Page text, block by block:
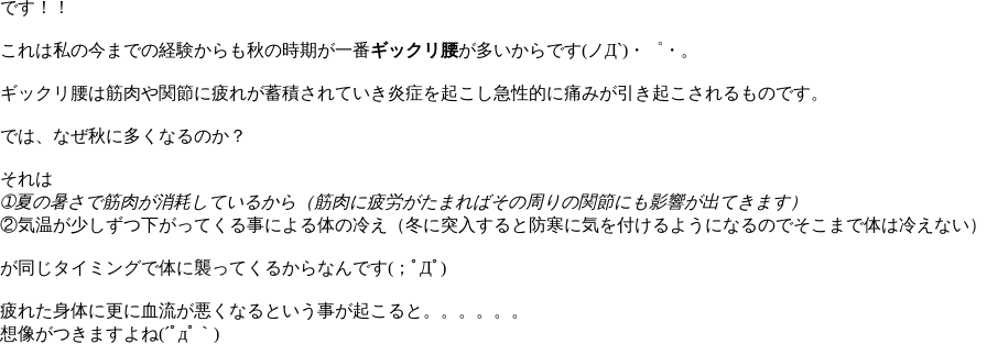
です！！
これは私の今までの経験からも秋の時期が一番ギックリ腰が多いからです(ノД`)・゜・。
ギックリ腰は筋肉や関節に疲れが蓄積されていき炎症を起こし急性的に痛みが引き起こされるものです。
では、なぜ秋に多くなるのか？
それは
➀夏の暑さで筋肉が消耗しているから（筋肉に疲労がたまればその周りの関節にも影響が出てきます）
②気温が少しずつ下がってくる事による体の冷え（冬に突入すると防寒に気を付けるようになるのでそこまで体は冷えない）
が同じタイミングで体に襲ってくるからなんです(；ﾟДﾟ)
疲れた身体に更に血流が悪くなるという事が起こると。。。。。。
想像がつきますよね(´ﾟдﾟ｀)